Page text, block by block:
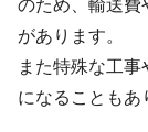
のため、輸送費
があります。
また特殊な工
になることもあ